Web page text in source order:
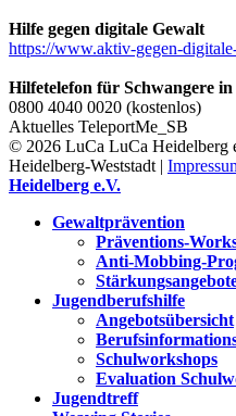
Hilfe gegen digitale Gewalt
https://www.aktiv-gegen-
Hilfetelefon für Schwangere
0800 4040 0020 (kostenlos)
Aktuelles TeleportMe_SB
© 2026 LuCa LuCa Heidelberg
Heidelberg-Weststadt |
Heidelberg e.V.
Gewaltprävention
Präventions-
Anti-Mobbing-
Jugendberufshilfe
Angebotsübersicht
Schulworkshops
Evaluation
Jugendtreff